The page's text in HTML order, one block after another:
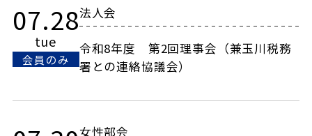
07.28
tue
会員のみ
法人会
令和8年度 第2回理事会（兼玉川税務
署との連絡協議会）
女性部会